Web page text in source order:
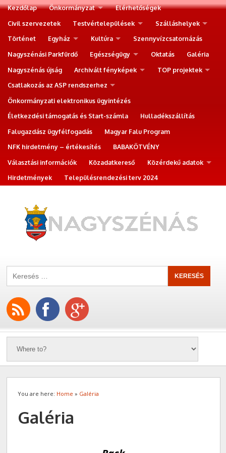
Kezdőlap Önkormányzat
Elérhetőségek
Civil szervezetek
Testvértelepülések
Szálláshelyek
Történet
Egyház Kultúra
Szennyvízcsatornázás
Nagyszénási Parkfürdő
Egészségügy Oktatás
Galéria
Nagyszénás újság
Archivált fényképek
TOP projektek
Csatlakozás az ASP rendszerhez
Önkormányzati elektronikus ügyintézés
Életkezdési támogatás és Start-számla
Hulladékszállítás
Falugazdász ügyfélfogadás
Magyar Falu Program
NFK hirdetmény – értékesítés
BABAKÖTVÉNY
Választási információk
Közadatkereső
Közérdekű adatok
Hirdetmények
Településrendezési terv 2024
You are here: Home » Galéria
Galéria